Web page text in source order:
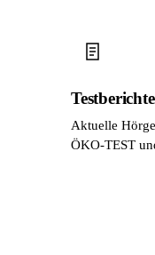
Testberichte
Aktuelle
ÖKO-TEST